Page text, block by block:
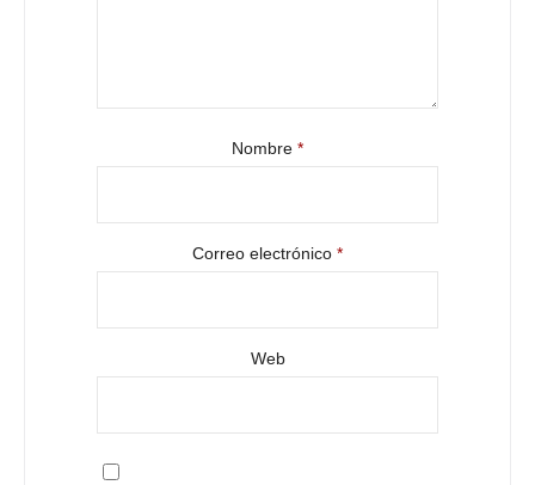
Nombre *
Correo electrónico *
Web